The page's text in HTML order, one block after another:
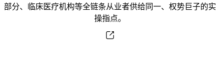
部分、临床医疗机构等全链条从业者供给同一、权势巨子的实
操指点。